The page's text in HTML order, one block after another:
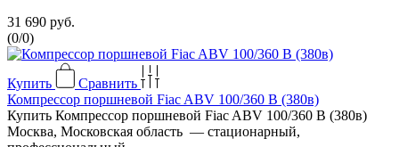
31 690 руб.
(0/0)
Купить
Сравнить
Компрессор поршневой Fiac ABV 100/360 В (380в)
Купить Компрессор поршневой Fiac ABV 100/360 В (380в)
Москва, Московская область — стационарный,